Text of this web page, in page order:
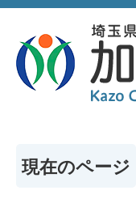
現在のページ